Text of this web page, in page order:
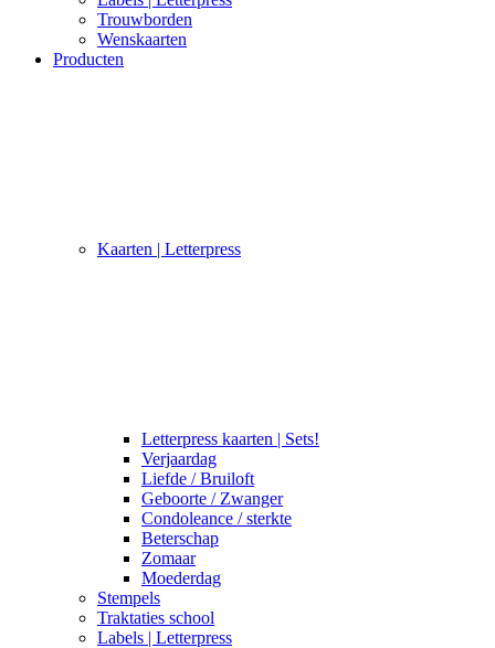
Trouwborden
Wenskaarten
Producten
Kaarten | Letterpress
Letterpress kaarten | Sets!
Verjaardag
Liefde / Bruiloft
Geboorte / Zwanger
Condoleance / sterkte
Beterschap
Zomaar
Moederdag
Stempels
Traktaties school
Labels | Letterpress